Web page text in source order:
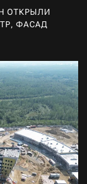
ОТКРЫЛИ
ФАСАД